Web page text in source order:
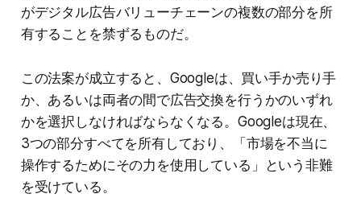
がデジタル広告バリューチェーンの複数の部分を所
有することを禁ずるものだ。
この法案が成立すると、Googleは、買い手か売り手
か、あるいは両者の間で広告交換を行うかのいずれ
かを選択しなければならなくなる。Googleは現在、
3つの部分すべてを所有しており、「市場を不当に
操作するためにその力を使用している」という非難
を受けている。